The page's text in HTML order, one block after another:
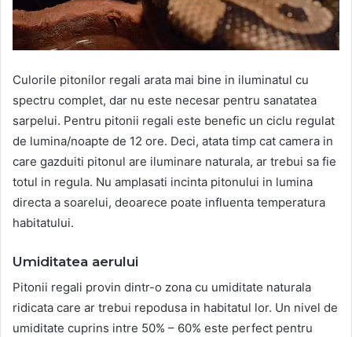
Culorile pitonilor regali arata mai bine in iluminatul cu
spectru complet, dar nu este necesar pentru sanatatea
sarpelui. Pentru pitonii regali este benefic un ciclu regulat
de lumina/noapte de 12 ore. Deci, atata timp cat camera in
care gazduiti pitonul are iluminare naturala, ar trebui sa fie
totul in regula. Nu amplasati incinta pitonului in lumina
directa a soarelui, deoarece poate influenta temperatura
habitatului.
Umiditatea aerului
Pitonii regali provin dintr-o zona cu umiditate naturala
ridicata care ar trebui repodusa in habitatul lor. Un nivel de
umiditate cuprins intre 50% – 60% este perfect pentru